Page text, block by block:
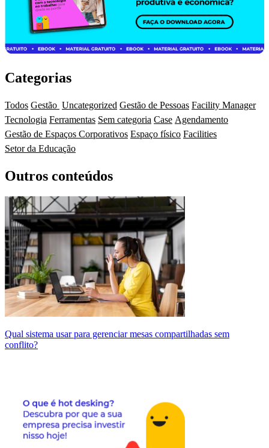
Categorias
Todos Gestão Uncategorized Gestão de Pessoas Facility Manager
Tecnologia Ferramentas Sem categoria Case Agendamento
Gestão de Espaços Corporativos Espaço físico Facilities
Setor da Educação
Outros conteúdos
Qual sistema usar para gerenciar mesas compartilhadas sem
conflito?